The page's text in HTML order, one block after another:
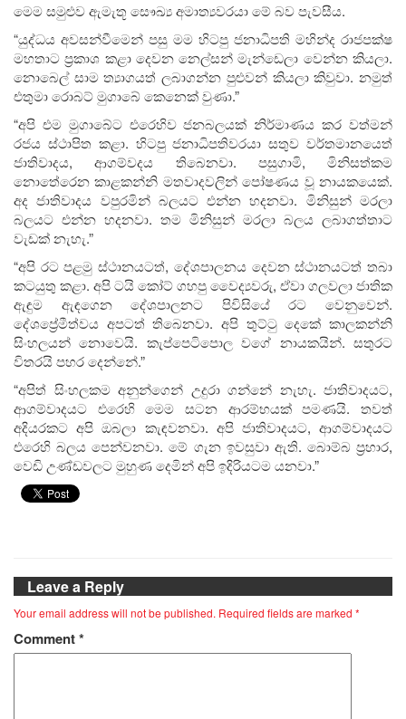
මෙම සමුළුව ඇමැතූ සෞඛ්‍ය අමාත්‍යවරයා මේ බව පැවසීය.
“යුද්ධය අවසන්වීමෙන් පසු මම හිටපු ජනාධිපති මහින්ද රාජපක්ෂ
මහතාට ප්‍රකාශ කළා දෙවන නෙල්සන් මැන්ඩෙලා වෙන්න කියලා.
නොබෙල් සාම ත්‍යාගයත් ලබාගන්න පුළුවන් කියලා කිවුවා. නමුත්
එතුමා රොබට් මුගාබේ කෙනෙක් වුණා.”
“අපි එම මුගාබේට එරෙහිව ජනබලයක් නිර්මාණය කර වත්මන්
රජය ස්ථාපිත කළා. හිටපු ජනාධිපතිවරයා සතුව වර්තමානයෙත්
ජාතිවාදය, ආගම්වදය තිබෙනවා. පසුගාමි, මිනිසත්කම
නොතේරෙන කාළකන්නි මතවාදවලින් පෝෂණය වූ නායකයෙක්.
අද ජාතිවාදය වපුරමින් බලයට එන්න හදනවා. මිනිසුන් මරලා
බලයට එන්න හදනවා. තම මිනිසුන් මරලා බලය ලබාගත්තාට
වැඩක් නැහැ.”
“අපි රට පළමු ස්ථානයටත්, දේශපාලනය දෙවන ස්ථානයටත් තබා
කටයුතු කළා. අපි ටයි කෝට් ගහපු වෛද්‍යවරු, ඒවා ගලවලා ජාතික
ඇඳුම ඇඳගෙන දේශපාලනට පිවිසියේ රට වෙනුවෙන්.
දේශප්‍රේමීත්වය අපටත් තිබෙනවා. අපි තුට්ටු දෙකේ කාලකන්නි
සිංහලයන් නොවෙයි. කැප්පෙටිපොල වගේ නායකයින්. සතුරට
විතරයි පහර දෙන්නේ.”
“අපිත් සිංහලකම අනුන්ගෙන් උදුරා ගන්නේ නැහැ. ජාතිවාදයට,
ආගම්වාදයට එරෙහි මෙම සටන ආරම්භයක් පමණයි. තවත්
අදියරකට අපි ඔබලා කැඳවනවා. අපි ජාතිවාදයට, ආගම්වාදයට
එරෙහි බලය පෙන්වනවා. මේ ගැන ඉවසුවා ඇති. බොම්බ ප්‍රහාර,
වෙඩි උණ්ඩවලට මුහුණ දෙමින් අපි ඉදිරියටම යනවා.”
Leave a Reply
Your email address will not be published. Required fields are marked *
Comment*